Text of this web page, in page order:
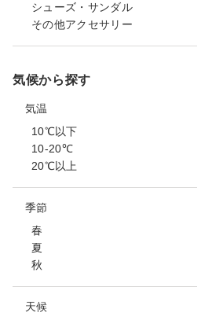
シューズ・サンダル
その他アクセサリー
気候から探す
気温
10℃以下
10-20℃
20℃以上
季節
春
夏
秋
天候